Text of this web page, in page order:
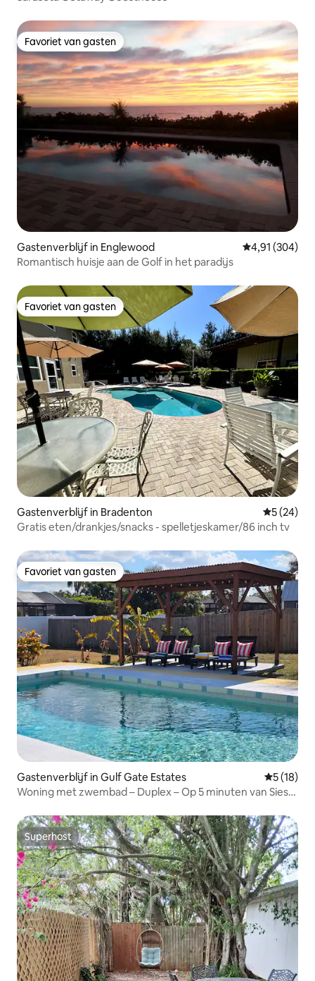
Favoriet van gasten
Favoriet van gasten
Gastenverblijf in Englewood Gemiddelde
4,91 (304)
Romantisch huisje aan de Golf in het paradijs
Favoriet van gasten
Favoriet van gasten
Gastenverblijf in Bradenton
5 (24)
Gratis eten/drankjes/snacks - spelletjeskamer/86 inch tv
Favoriet van gasten
Favoriet van gasten
Gastenverblijf in Gulf Gate Estates
5 (18)
Woning met zwembad – Duplex – Op 5 minuten van Siesta
Superhost
Superhost